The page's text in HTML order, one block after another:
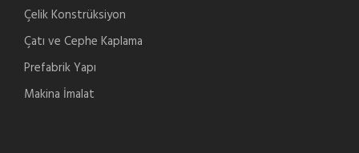
Çelik Konstrüksiyon
Çatı ve Cephe Kaplama
Prefabrik Yapı
Makina İmalat